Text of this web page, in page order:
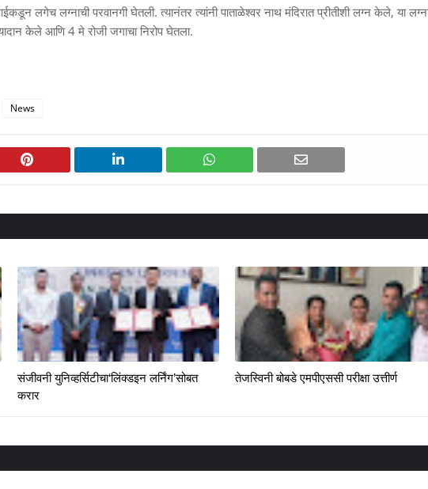
लगेच लग्नाची परवानगी घेतली. त्यानंतर त्यांनी पाताळेश्वर नाथ मंदिरात प्रीतीशी लग्न केले, या
केले आणि 4 मे रोजी जगाचा निरोप घेतला.
News
संजीवनी युनिव्हर्सिटीचा‘लिंक्डइन लर्निंग’सोबत
करार
तेजस्विनी बोबडे एमपीएससी परीक्षा उत्तीर्ण